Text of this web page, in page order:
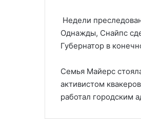
Недели
Однажды, Снайпс
Губернатор в
Семья Майерс
активистом
работал городским